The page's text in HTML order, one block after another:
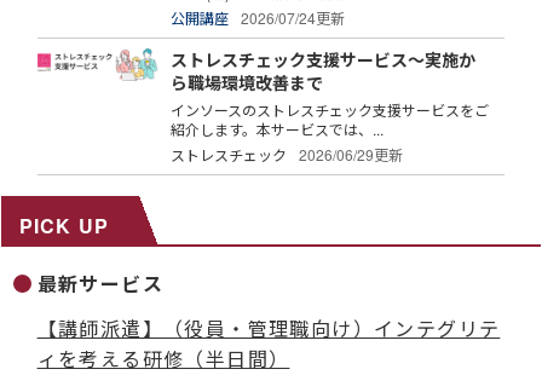
公開講座
2026/07/24更新
ストレスチェック支援サービス～実施か
ら職場環境改善まで
インソースのストレスチェック支援サービスをご
紹介します。本サービスでは、...
ストレスチェック
2026/06/29更新
PICK UP
最新サービス
【講師派遣】（役員・管理職向け）インテグリテ
ィを考える研修（半日間）